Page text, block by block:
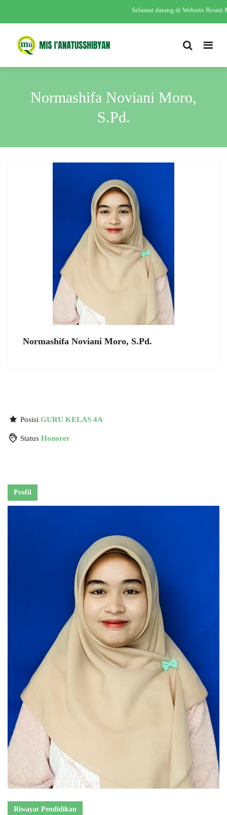
Selamat datang di Website Resmi
Normashifa Noviani Moro,
S.Pd.
Normashifa Noviani Moro, S.Pd.
Posisi GURU KELAS 4A
Status Honorer
Profil
Riwayat Pendidikan